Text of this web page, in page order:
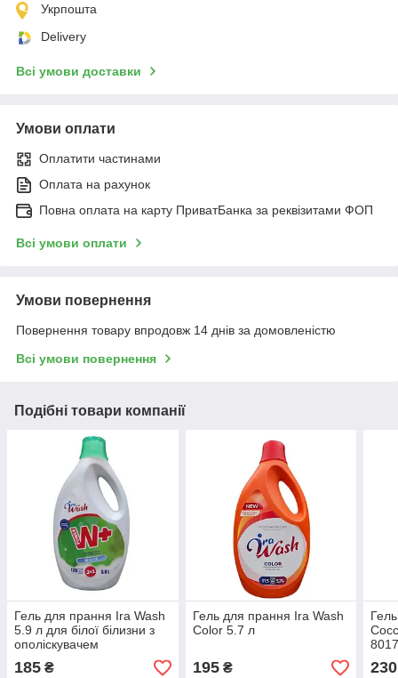
Укрпошта
Delivery
Всі умови доставки
Умови оплати
Оплатити частинами
Оплата на рахунок
Повна оплата на карту ПриватБанка за реквізитами ФОП
Всі умови оплати
Умови повернення
Повернення товару впродовж 14 днів за домовленістю
Всі умови повернення
Подібні товари компанії
Гель для прання Ira Wash
5.9 л для білої білизни з
ополіскувачем
4820230570083
185 ₴
Гель для прання Ira Wash
Color 5.7 л
195₴ 230